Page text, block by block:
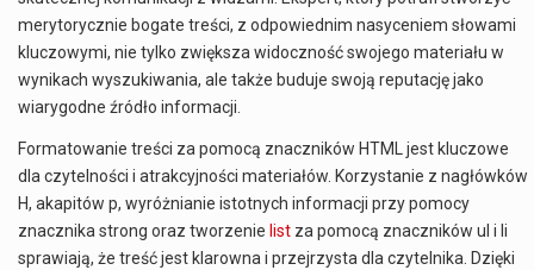
merytorycznie bogate treści, z odpowiednim nasyceniem słowami
kluczowymi, nie tylko zwiększa widoczność swojego materiału w
wynikach wyszukiwania, ale także buduje swoją reputację jako
wiarygodne źródło informacji.
Formatowanie treści za pomocą znaczników HTML jest kluczowe
dla czytelności i atrakcyjności materiałów. Korzystanie z nagłówków
H, akapitów p, wyróżnianie istotnych informacji przy pomocy
znacznika strong oraz tworzenie list za pomocą znaczników ul i li
sprawiają, że treść jest klarowna i przejrzysta dla czytelnika. Dzięki